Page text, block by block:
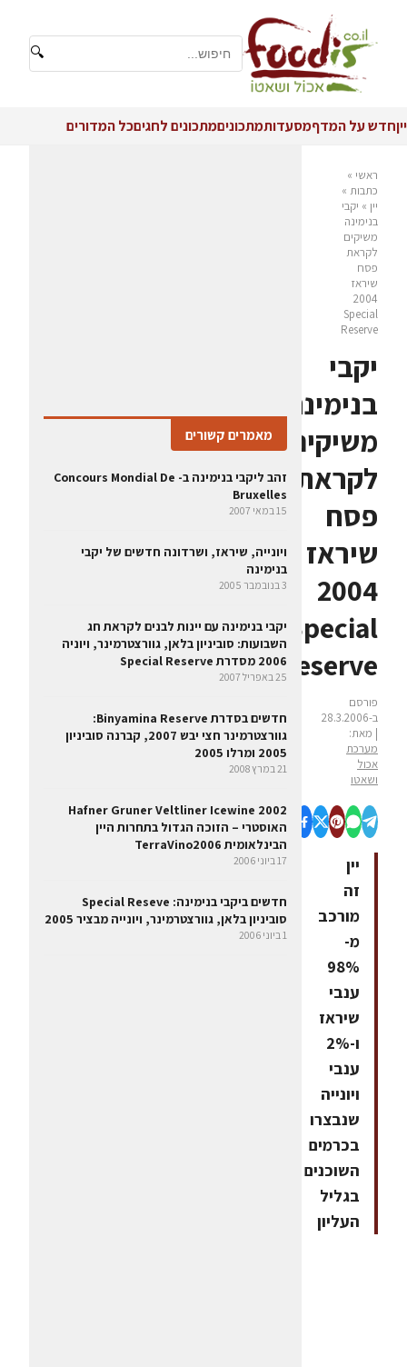
🔍
ייןחדש על המדףמסעדותמתכוניםמתכונים לחגיםכל המדורים
ראשי »
כתבות »
יין » יקבי
בנימינה
משיקים
לקראת
פסח
שיראז
2004
Special
Reserve
יקבי
בנימינה
משיקים
לקראת
פסח
שיראז
2004
Special
Reserve
פורסם
ב-28.3.2006
| מאת:
מערכת
אכול
ושאטו
יין
זה
מורכב
מ-
98%
ענבי
שיראז
ו-2%
ענבי
ויונייה
שנבצרו
בכרמים
השוכנים
בגליל
העליון
מאמרים קשורים
זהב ליקבי בנימינה ב- Concours Mondial De
Bruxelles
15 במאי 2007
ויונייה, שיראז, ושרדונה חדשים של יקבי
בנימינה
3 בנובמבר 2005
יקבי בנימינה עם יינות לבנים לקראת חג
השבועות: סוביניון בלאן, גוורצטרמינר, ויוניה
2006 מסדרת Special Reserve
25 באפריל 2007
חדשים בסדרת Binyamina Reserve:
גוורצטרמינר חצי יבש 2007, קברנה סוביניון
2005 ומרלו 2005
21 במרץ 2008
Hafner Gruner Veltliner Icewine 2002
האוסטרי – הזוכה הגדול בתחרות היין
הבינלאומית TerraVino2006
17 ביוני 2006
חדשים ביקבי בנימינה: Special Reseve
סוביניון בלאן, גוורצטרמינר, ויונייה מבציר 2005
1 ביוני 2006